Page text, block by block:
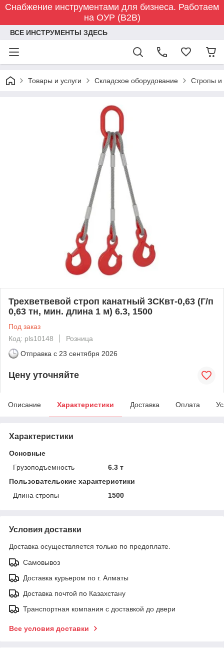
Снабжение инструментами для бизнеса. Работаем
на ОУР (B2B)
ВСЕ ИНСТРУМЕНТЫ ЗДЕСЬ
Товары и услуги Складское оборудование Стропы и
Трехветвевой строп канатный 3СКвт-0,63 (Г/п
0,63 тн, мин. длина 1 м) 6.3, 1500
Под заказ
Код: pls10148
Розница
Отправка с 23 сентября 2026
Цену уточняйте
Описание Характеристики Доставка Оплата
Характеристики
Основные
Грузоподъемность
6.3 т
Пользовательские характеристики
Длина стропы
1500
Условия доставки
Доставка осуществляется только по предоплате.
Самовывоз
Доставка курьером по г. Алматы
Доставка почтой по Казахстану
Транспортная компания с доставкой до двери
Все условия доставки